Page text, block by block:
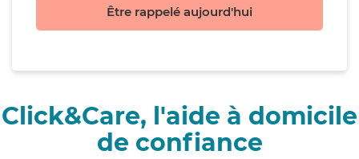
Être rappelé aujourd'hui
Click&Care, l'aide à domicile
de confiance